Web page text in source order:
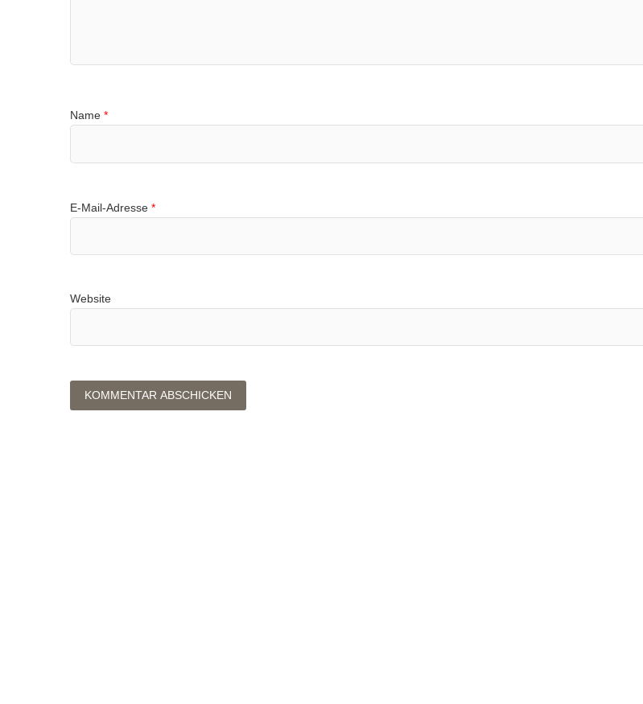
Name *
E-Mail-Adresse *
Website